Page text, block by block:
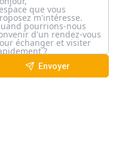
Envoyer